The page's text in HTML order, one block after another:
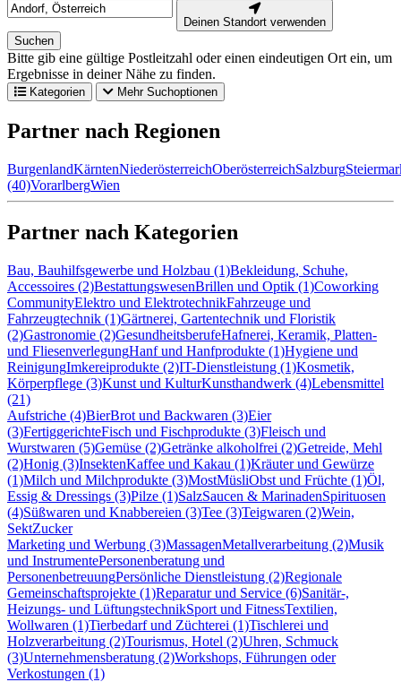
Deinen Standort verwenden
Suchen
Bitte gib eine gültige Postleitzahl oder einen eindeutigen Ort ein, um
Ergebnisse in deiner Nähe zu finden.
Kategorien Mehr Suchoptionen
Partner nach Regionen
BurgenlandKärntenNiederösterreichOberösterreichSalzburg
(40)VorarlbergWien
Partner nach Kategorien
Bau, Bauhilfsgewerbe und Holzbau (1)Bekleidung, Schuhe,
Accessoires (2)BestattungswesenBrillen und Optik (1)Coworking
CommunityElektro und ElektrotechnikFahrzeuge und
Fahrzeugtechnik (1)Gärtnerei, Gartentechnik und Floristik
(2)Gastronomie (2)GesundheitsberufeHafnerei, Keramik, Platten-
und FliesenverlegungHanf und Hanfprodukte (1)Hygiene und
ReinigungImkereiprodukte (2)IT-Dienstleistung (1)Kosmetik,
Körperpflege (3)Kunst und KulturKunsthandwerk (4)Lebensmittel
(21)
Aufstriche (4)BierBrot und Backwaren (3)Eier
(3)FertiggerichteFisch und Fischprodukte (3)Fleisch und
Wurstwaren (5)Gemüse (2)Getränke alkoholfrei (2)Getreide, Mehl
(2)Honig (3)InsektenKaffee und Kakau (1)Kräuter und Gewürze
(1)Milch und Milchprodukte (3)MostMüsliObst und Früchte (1)Öl,
Essig & Dressings (3)Pilze (1)SalzSaucen & MarinadenSpirituosen
(4)Süßwaren und Knabbereien (3)Tee (3)Teigwaren (2)Wein,
SektZucker
Marketing und Werbung (3)MassagenMetallverarbeitung (2)Musik
und InstrumentePersonenberatung und
PersonenbetreuungPersönliche Dienstleistung (2)Regionale
Gemeinschaftsprojekte (1)Reparatur und Service (6)Sanitär-,
Heizungs- und LüftungstechnikSport und FitnessTextilien,
Wollwaren (1)Tierbedarf und Züchterei (1)Tischlerei und
Holzverarbeitung (2)Tourismus, Hotel (2)Uhren, Schmuck
(3)Unternehmensberatung (2)Workshops, Führungen oder
Verkostungen (1)